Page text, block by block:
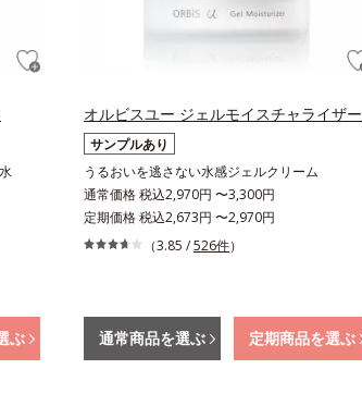
ぶ
オルビスユー ジェルモイスチャライザー
サンプルあり
うるおいを逃さない水感ジェルクリーム
通常価格 税込2,970円 〜3,300円
定期価格 税込2,673円 〜2,970円
（3.85 /526件）
通常商品を選ぶ 定期商品を選ぶ